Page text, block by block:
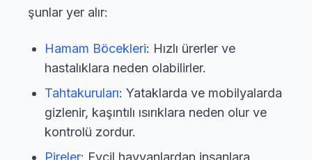
şunlar yer alır:
Hamam Böcekleri: Hızlı ürerler ve
hastalıklara neden olabilirler.
Tahtakuruları: Yataklarda ve mobilyalarda
gizlenir, kaşıntılı ısırıklara neden olur ve
kontrolü zordur.
Pireler: Evcil hayvanlardan insanlara